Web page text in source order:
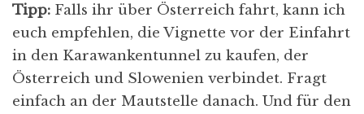
Tipp: Falls ihr über Österreich fahrt, kann ich
euch empfehlen, die Vignette vor der Einfahrt
in den Karawankentunnel zu kaufen, der
Österreich und Slowenien verbindet. Fragt
einfach an der Mautstelle danach. Und für den